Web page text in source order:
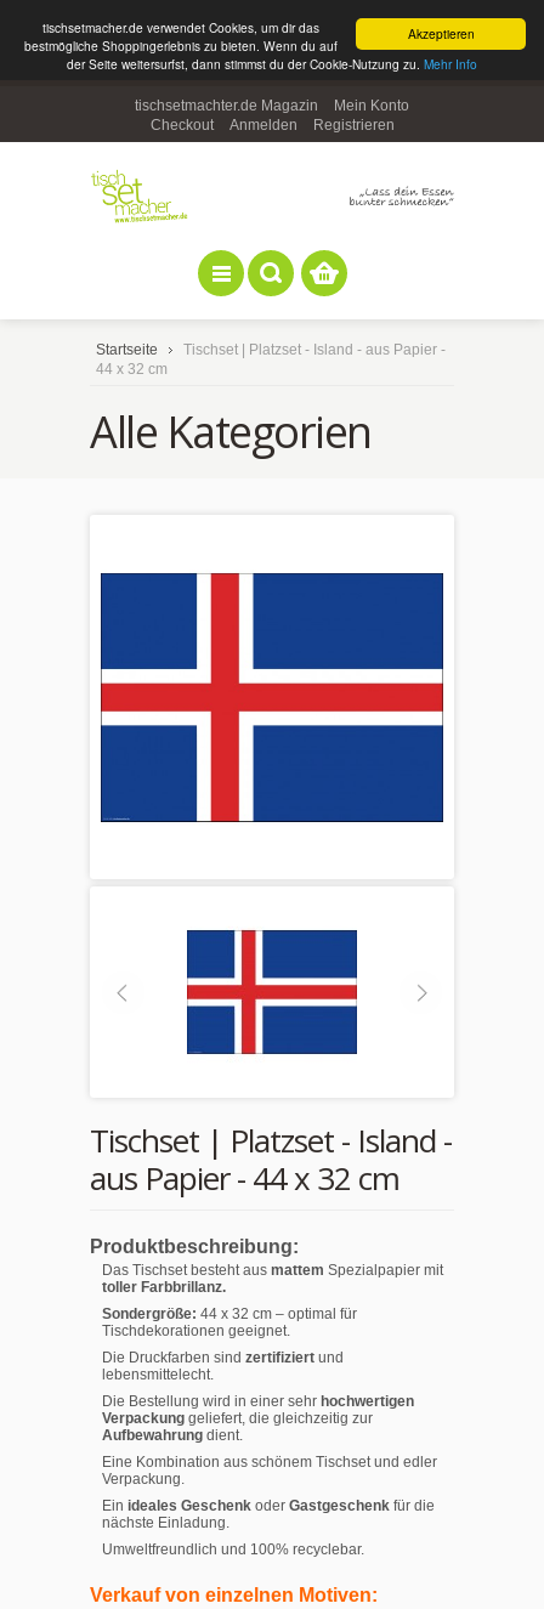
Akzeptieren
tischsetmacher.de verwendet Cookies, um dir das
bestmögliche Shoppingerlebnis zu bieten. Wenn du auf
der Seite weitersurfst, dann stimmst du der Cookie-Nutzung zu. Mehr Info
tischsetmachter.de Magazin
Mein Konto
Checkout
Anmelden Registrieren
Startseite
Tischset | Platzset - Island - aus Papier -
44 x 32 cm
Alle Kategorien
Tischset | Platzset - Island -
aus Papier - 44 x 32 cm
Produktbeschreibung:
Das Tischset besteht aus mattem Spezialpapier mit
toller Farbbrillanz.
Sondergröße: 44 x 32 cm – optimal für
Tischdekorationen geeignet.
Die Druckfarben sind zertifiziert und
lebensmittelecht.
Die Bestellung wird in einer sehr hochwertigen
Verpackung geliefert, die gleichzeitig zur
Aufbewahrung dient.
Eine Kombination aus schönem Tischset und edler
Verpackung.
Ein ideales Geschenk oder Gastgeschenk für die
nächste Einladung.
Umweltfreundlich und 100% recyclebar.
Verkauf von einzelnen Motiven: